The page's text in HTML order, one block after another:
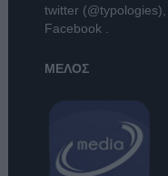
twitter (@typologies)
Facebook
ΜΕΛΟΣ